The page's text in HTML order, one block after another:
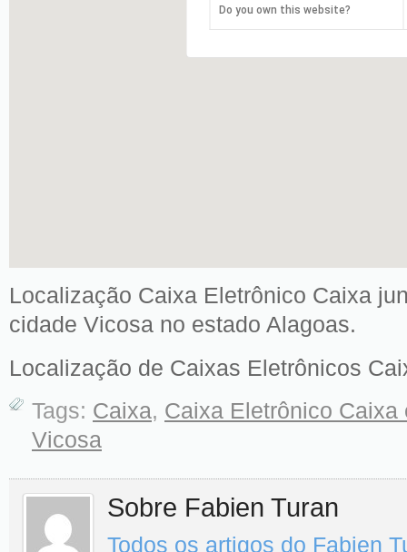
Do you own this website?
Localização Caixa Eletrônico Caixa
cidade Vicosa no estado Alagoas.
Localização de Caixas Eletrônicos
Tags: Caixa, Caixa Eletrônico Caixa
Vicosa
Sobre Fabien Turan
Todos os artigos do Fabien